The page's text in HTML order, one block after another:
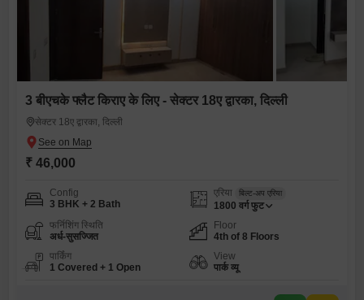
3 बीएचके फ्लैट किराए के लिए - सेक्टर 18ए द्वारका, दिल्ली
सेक्टर 18ए द्वारका, दिल्ली
₹ 46,000
Config
3 BHK + 2 Bath
एरिया बिल्ट-अप एरिया
1800 वर्ग फुट
फर्निशिंग स्थिति
अर्ध-सुसज्जित
Floor
4th of 8 Floors
पार्किंग
1 Covered + 1 Open
View
पार्क व्यू